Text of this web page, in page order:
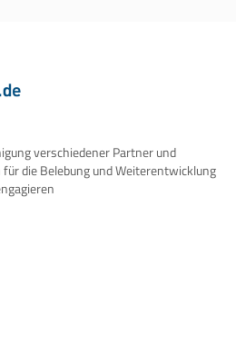
verschiedener Partner und
die Belebung und Weiterentwicklung